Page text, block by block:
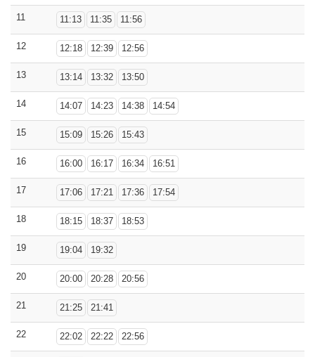
11 11:13 11:35 11:56
12 12:18 12:39 12:56
13 13:14 13:32 13:50
14 14:07 14:23 14:38 14:54
15 15:09 15:26 15:43
16 16:00 16:17 16:34 16:51
17 17:06 17:21 17:36 17:54
18 18:15 18:37 18:53
19 19:04 19:32
20 20:00 20:28 20:56
21 21:25 21:41
22 22:02 22:22 22:56